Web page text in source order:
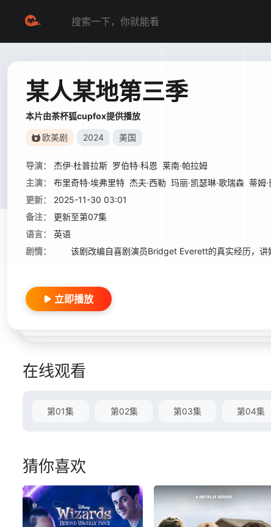
某人某地第三季
本片由茶杯狐cupfox提供播放
欧美剧 2024 美国
导演： 杰伊·杜普拉斯 罗伯特·科恩 莱南·帕拉姆
主演：
布里奇特·埃弗里特 杰夫·西勒 玛丽·凯瑟琳·歌瑞森 蒂姆
更新：
2025-11-30 03:01
备注：
更新至第07集
语言：
英语
剧情：
该剧改编自喜剧演员Bridget Everett的真实经历，讲
立即播放
在线观看
第01集 第02集 第03集 第04集
猜你喜欢